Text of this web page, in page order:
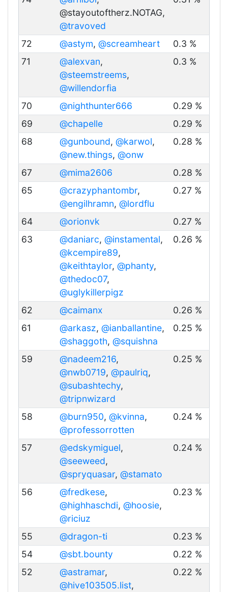
@stayoutoftherz.NOTAG,
@travoved
72 @astym, @screamheart
0.3 %
71
@alexvan,
@steemstreems,
@willendorfia
0.3 %
70 @nighthunter666
0.29 %
69
@chapelle
0.29 %
68
@gunbound, @karwol,
@new.things, @onw
0.28 %
67 @mima2606
0.28 %
65
@crazyphantombr,
@engilhramn, @lordflu
0.27 %
64 @orionvk
0.27 %
63
@daniarc, @instamental,
@kcempire89,
@keithtaylor, @phanty,
@thedoc07,
@uglykillerpigz
0.26 %
62 @caimanx
0.26 %
61
@arkasz, @ianballantine,
@shaggoth, @squishna
0.25 %
59 @nadeem216,
@nwb0719, @paulriq,
@subashtechy,
@tripnwizard
0.25 %
58 @burn950, @kvinna,
@professorrotten
0.24 %
57 @edskymiguel,
@seeweed,
@spryquasar, @stamato
0.24 %
56 @fredkese,
@highhaschdi, @hoosie,
@riciuz
0.23 %
55 @dragon-ti
0.23 %
54
@sbt.bounty
0.22 %
52
@astramar,
@hive103505.list,
0.22 %